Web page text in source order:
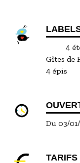
4
Gîtes de
4 épis
Du 03/
TARIFS